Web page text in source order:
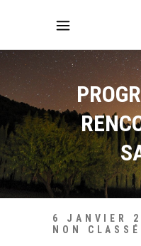
6 JANVIER
NON CLASSÉ